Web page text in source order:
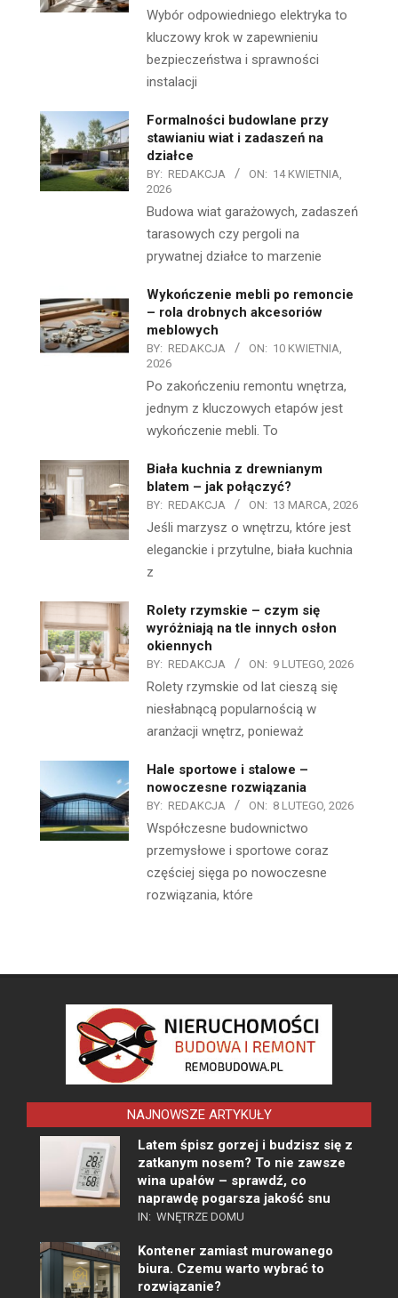
Wybór odpowiedniego elektryka to
kluczowy krok w zapewnieniu
bezpieczeństwa i sprawności
instalacji
Formalności budowlane przy
stawianiu wiat i zadaszeń na
działce
BY: REDAKCJA ON: 14 KWIETNIA,
2026
Budowa wiat garażowych, zadaszeń
tarasowych czy pergoli na
prywatnej działce to marzenie
Wykończenie mebli po remoncie
– rola drobnych akcesoriów
meblowych
BY: REDAKCJA ON: 10 KWIETNIA,
2026
Po zakończeniu remontu wnętrza,
jednym z kluczowych etapów jest
wykończenie mebli. To
Biała kuchnia z drewnianym
blatem – jak połączyć?
BY: REDAKCJA ON: 13 MARCA, 2026
Jeśli marzysz o wnętrzu, które jest
eleganckie i przytulne, biała kuchnia
z
Rolety rzymskie – czym się
wyróżniają na tle innych osłon
okiennych
BY: REDAKCJA ON: 9 LUTEGO, 2026
Rolety rzymskie od lat cieszą się
niesłabnącą popularnością w
aranżacji wnętrz, ponieważ
Hale sportowe i stalowe –
nowoczesne rozwiązania
BY: REDAKCJA ON: 8 LUTEGO, 2026
Współczesne budownictwo
przemysłowe i sportowe coraz
częściej sięga po nowoczesne
rozwiązania, które
NAJNOWSZE ARTYKUŁY
Latem śpisz gorzej i budzisz się z
zatkanym nosem? To nie zawsze
wina upałów – sprawdź, co
naprawdę pogarsza jakość snu
IN: WNĘTRZE DOMU
Kontener zamiast murowanego
biura. Czemu warto wybrać to
rozwiązanie?